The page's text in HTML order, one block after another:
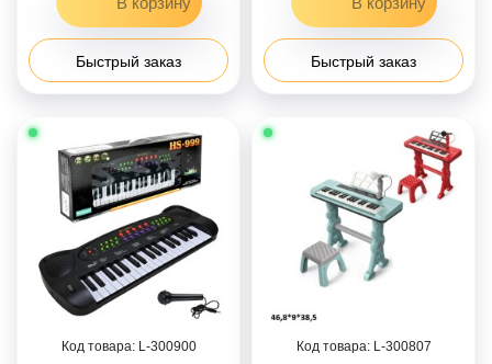
Быстрый заказ Быстрый заказ
300900 300807